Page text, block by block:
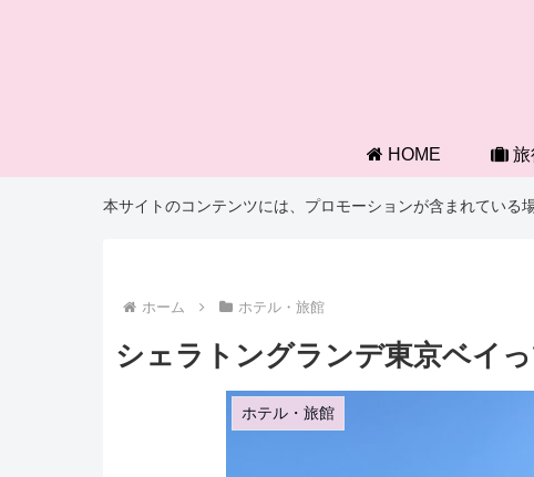
HOME 旅
本サイトのコンテンツには、プロモーションが含まれている
ホーム ホテル・旅館
シェラトングランデ東京ベイ
ホテル・旅館